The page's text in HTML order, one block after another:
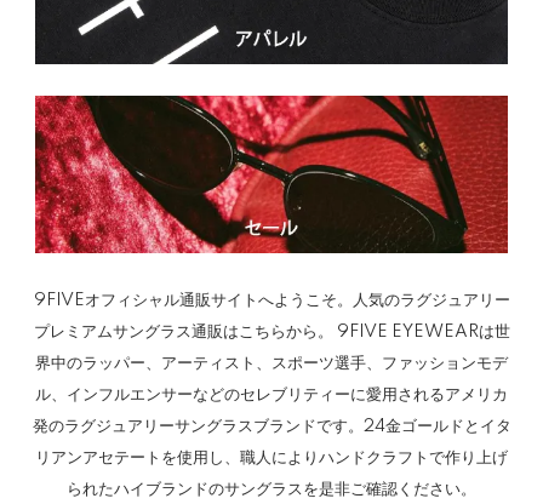
9FIVEオフィシャル通販サイトへようこそ。人気のラグジュアリー
プレミアムサングラス通販はこちらから。 9FIVE EYEWEARは世
界中のラッパー、アーティスト、スポーツ選手、ファッションモデ
ル、インフルエンサーなどのセレブリティーに愛用されるアメリカ
発のラグジュアリーサングラスブランドです。24金ゴールドとイタ
リアンアセテートを使用し、職人によりハンドクラフトで作り上げ
られたハイブランドのサングラスを是非ご確認ください。